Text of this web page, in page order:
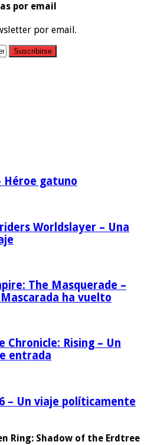
por email
por email.
Héroe gatuno
Worldslayer – Una
The Masquerade –
Mascarada ha vuelto
Chronicle: Rising – Un
entrada
– Un viaje políticamente
Ring: Shadow of the Erdtree